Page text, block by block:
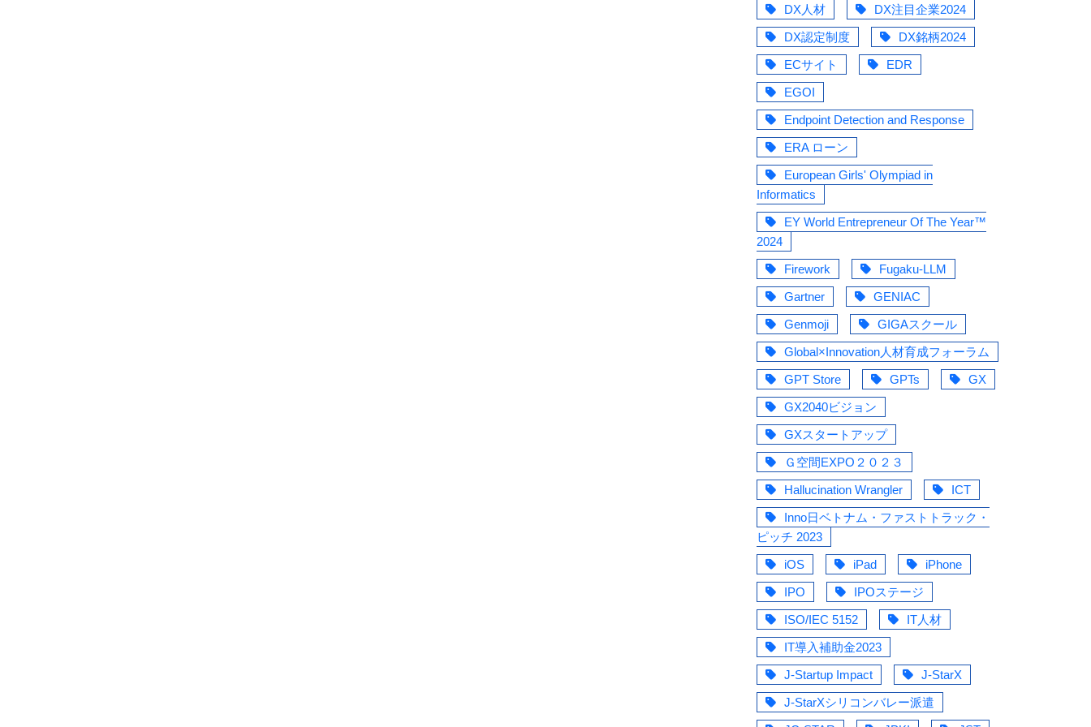
DX人材
DX注目企業2024
DX認定制度
DX銘柄2024
ECサイト
EDR
EGOI
Endpoint Detection and Response
ERA ローン
European Girls' Olympiad in
Informatics
EY World Entrepreneur Of The Year™
2024
Firework
Fugaku-LLM
Gartner
GENIAC
Genmoji
GIGAスクール
Global×Innovation人材育成フォーラム
GPT Store
GPTs
GX
GX2040ビジョン
GXスタートアップ
Ｇ空間EXPO２０２３
Hallucination Wrangler
ICT
Inno日ベトナム・ファストトラック・
ピッチ 2023
iOS
iPad
iPhone
IPO
IPOステージ
ISO/IEC 5152
IT人材
IT導入補助金2023
J-Startup Impact
J-StarX
J-StarXシリコンバレー派遣